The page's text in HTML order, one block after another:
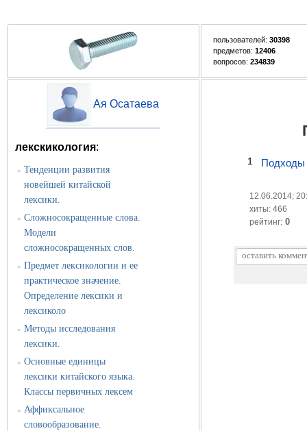
пользователей: 30398
предметов: 12406
вопросов: 234839
Ая Осатаева
лекскикология:
» Тенденции развития
новейшей китайской
лексики.
» Сложносокращенные слова.
Модели
сложносокращенных слов.
» Предмет лексикологии и ее
практическое значение.
Определение лексики и
лексиколо
» Методы исследования
лексики.
» Основные единицы
лексики китайского языка.
Классы первичных лексем
» Аффиксальное
словообразование.
1 Подходы
12.06.2014;
хиты: 466
рейтинг: 0